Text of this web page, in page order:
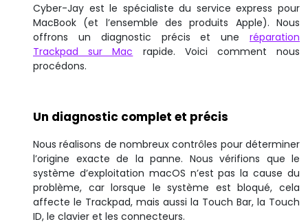
Cyber-Jay est le spécialiste du service express pour
MacBook (et l’ensemble des produits Apple). Nous
offrons un diagnostic précis et une réparation
Trackpad sur Mac rapide. Voici comment nous
procédons.
Un diagnostic complet et précis
Nous réalisons de nombreux contrôles pour déterminer
l’origine exacte de la panne. Nous vérifions que le
système d’exploitation macOS n’est pas la cause du
problème, car lorsque le système est bloqué, cela
affecte le Trackpad, mais aussi la Touch Bar, la Touch
ID, le clavier et les connecteurs.